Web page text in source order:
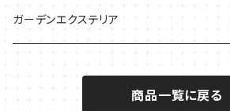
秋植えで料理に
ハーブバスに
葉物野菜のコンパニオン
バジル・ハーブ苗
その他
ガーデンエクステリア
商品一覧に戻る